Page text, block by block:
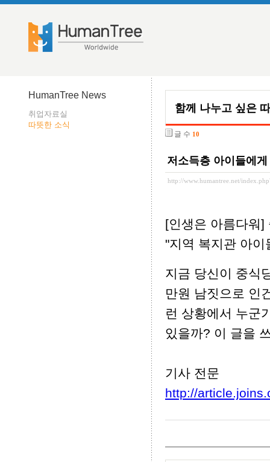
HumanTree News
취업자료실
따뜻한 소식
함께 나누고 싶은
글 수 10
저소득층 아이들에
http://www.humantree.net/
[인생은 아름다워]
"지역 복지관 아
지금 당신이 중식
만원 남짓으로 인
런 상황에서 누군
있을까? 이 글을
기사 전문
http://